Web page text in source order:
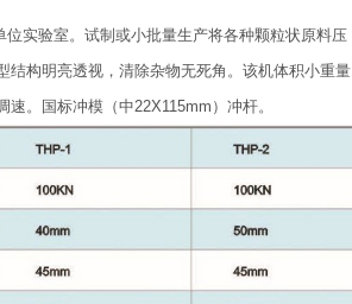
实验室。试制或小批量生产将各种颗粒状原料压
构明亮透视，清除杂物无死角。该机体积小重量
。国标冲模（中22X115mm）冲杆。